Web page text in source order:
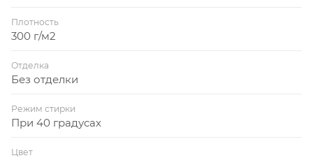
Плотность
300 г/м2
Отделка
Без отделки
Режим стирки
При 40 градусах
Цвет